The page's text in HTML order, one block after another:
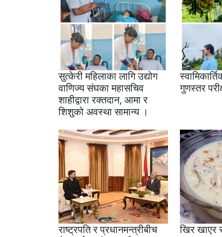
सुत्केरी महिलाका लागि उद्योग
वाणिज्य संघका महासचिव
शाहीद्वारा रक्तदान, आमा र
शिशुको अवस्था सामान्य ।
गुणस्तर
राष्ट्रपति र प्रधानमन्त्रीबीच
खिर खाएर